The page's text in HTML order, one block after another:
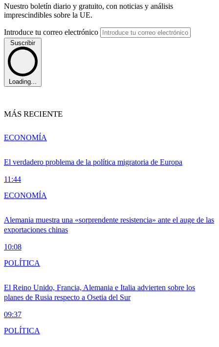
Nuestro boletín diario y gratuito, con noticias y análisis
imprescindibles sobre la UE.
Introduce tu correo electrónico
Suscribir
Loading...
MÁS RECIENTE
El verdadero problema de la política migratoria de Europa
11:44
ECONOMÍA
Alemania muestra una «sorprendente resistencia» ante el auge de las
exportaciones chinas
10:08
ECONOMÍA
El Reino Unido, Francia, Alemania e Italia advierten sobre los
planes de Rusia respecto a Osetia del Sur
09:37
POLÍTICA
POLÍTICA